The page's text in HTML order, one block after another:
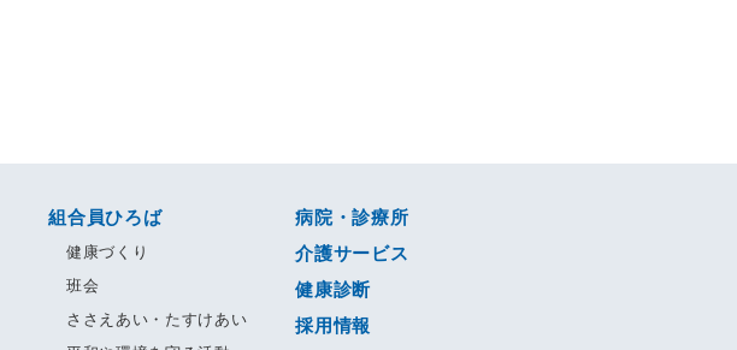
組合員ひろば
健康づくり
班会
ささえあい・たすけあい
病院・診療所
介護サービス
健康診断
採用情報